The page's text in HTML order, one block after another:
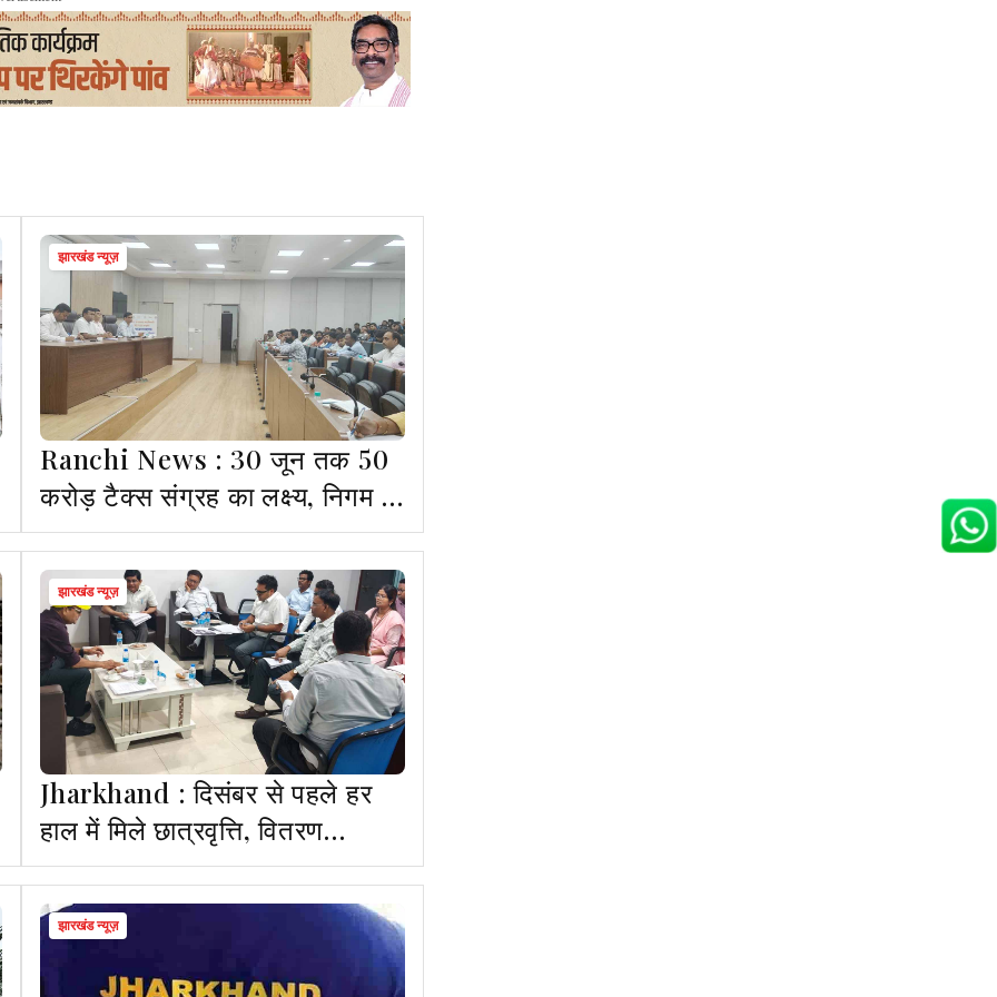
झारखंड न्यूज़
Ranchi News : 30 जून तक 50
करोड़ टैक्स संग्रह का लक्ष्य, निगम ने
तेज किया अभियान
झारखंड न्यूज़
Jharkhand : दिसंबर से पहले हर
हाल में मिले छात्रवृत्ति, वितरण
व्यवस्था बने पारदर्शी- चमरा लिंडा
झारखंड न्यूज़